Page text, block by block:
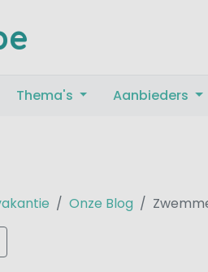
Thema's Aanbieders
Onze Blog